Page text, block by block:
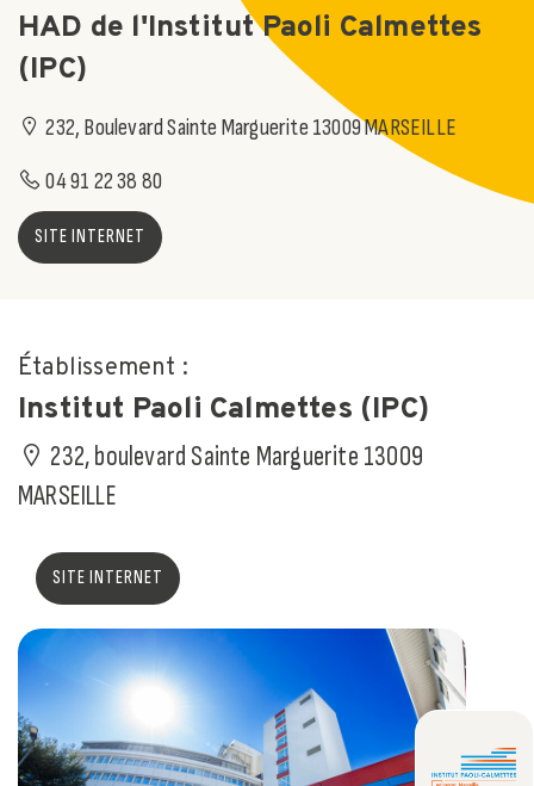
HAD de l'Institut Paoli Calmettes
(IPC)
232, Boulevard Sainte Marguerite 13009 MARSEILLE
04 91 22 38 80
SITE INTERNET
Établissement :
Institut Paoli Calmettes (IPC)
232, boulevard Sainte Marguerite 13009
MARSEILLE
SITE INTERNET